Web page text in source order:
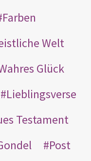
Farben
Welt
Glück
Lieblingsverse
Testament
Post